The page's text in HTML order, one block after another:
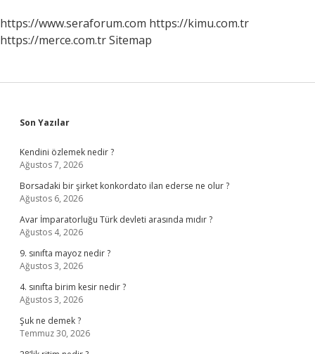
https://www.seraforum.com https://kimu.com.tr
https://merce.com.trSitemap
Sidebar
Son Yazılar
Kendini özlemek nedir ?
Ağustos 7, 2026
Borsadaki bir şirket konkordato ilan ederse ne olur ?
Ağustos 6, 2026
Avar İmparatorluğu Türk devleti arasında mıdır ?
Ağustos 4, 2026
9. sınıfta mayoz nedir ?
Ağustos 3, 2026
4. sınıfta birim kesir nedir ?
Ağustos 3, 2026
Şuk ne demek ?
Temmuz 30, 2026